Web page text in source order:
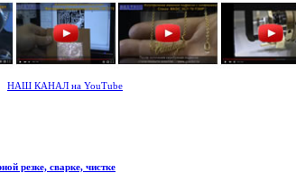
НАШ КАНАЛ на YouTube
резке, сварке, чистке